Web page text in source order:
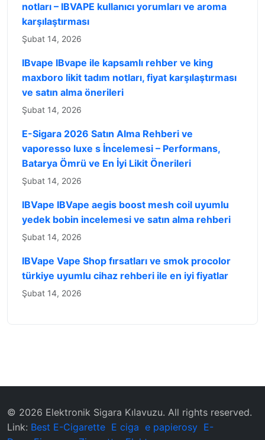
notları – IBVAPE kullanıcı yorumları ve aroma
karşılaştırması
Şubat 14, 2026
IBvape IBvape ile kapsamlı rehber ve king
maxboro likit tadım notları, fiyat karşılaştırması
ve satın alma önerileri
Şubat 14, 2026
E-Sigara 2026 Satın Alma Rehberi ve
vaporesso luxe s İncelemesi – Performans,
Batarya Ömrü ve En İyi Likit Önerileri
Şubat 14, 2026
IBVape IBVape aegis boost mesh coil uyumlu
yedek bobin incelemesi ve satın alma rehberi
Şubat 14, 2026
IBVape Vape Shop fırsatları ve smok procolor
türkiye uyumlu cihaz rehberi ile en iyi fiyatlar
Şubat 14, 2026
© 2026 ‌Elektronik Sigara Kılavuzu‌. All rights reserved.
Link: Best E-Cigarette E ciga e papierosy E-